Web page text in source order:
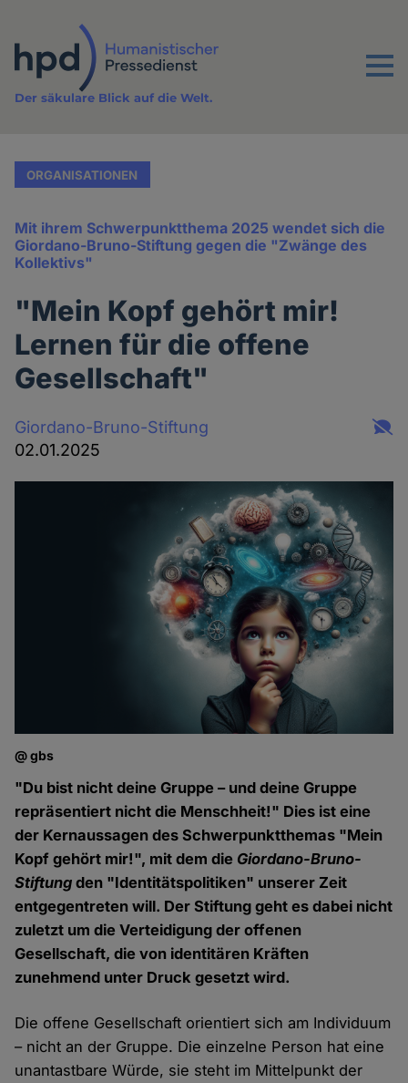
Inhalt
Menu
Der säkulare Blick auf die Welt.
ORGANISATIONEN
Mit ihrem Schwerpunktthema 2025 wendet sich die
Giordano-Bruno-Stiftung gegen die "Zwänge des
Kollektivs"
"Mein Kopf gehört mir!
Lernen für die offene
Gesellschaft"
Giordano-Bruno-Stiftung
02.01.2025
@ gbs
"Du bist nicht deine Gruppe – und deine Gruppe
repräsentiert nicht die Menschheit!" Dies ist eine
der Kernaussagen des Schwerpunktthemas "Mein
Kopf gehört mir!", mit dem die Giordano-Bruno-
Stiftung den "Identitätspolitiken" unserer Zeit
entgegentreten will. Der Stiftung geht es dabei nicht
zuletzt um die Verteidigung der offenen
Gesellschaft, die von identitären Kräften
zunehmend unter Druck gesetzt wird.
Die offene Gesellschaft orientiert sich am Individuum
– nicht an der Gruppe. Die einzelne Person hat eine
unantastbare Würde, sie steht im Mittelpunkt der